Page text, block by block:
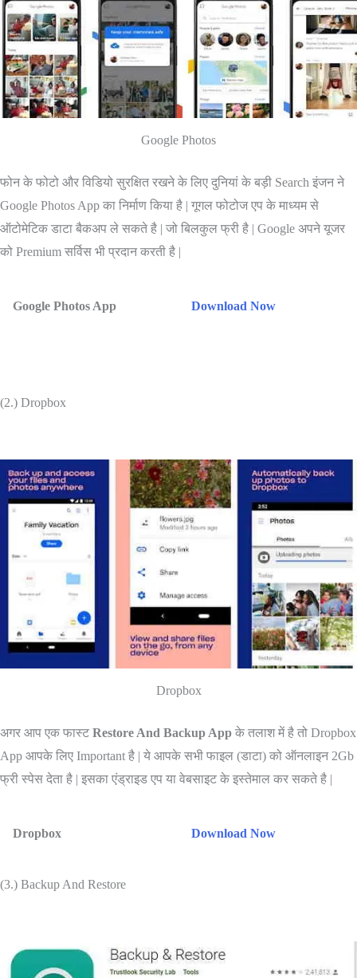
Google Photos
फोन के फोटो और विडियो सुरक्षित रखने के लिए दुनियां के बड़ी Search इंजन ने
Google Photos App का निर्माण किया है | गूगल फोटोज एप के माध्यम से
ऑटोमेटिक डाटा बैकअप ले सकते है | जो बिलकुल फ्री है | Google अपने यूजर
को Premium सर्विस भी प्रदान करती है |
Google Photos App Download Now
(2.) Dropbox
Dropbox
अगर आप एक फास्टRestore And Backup App के तलाश में है तो Dropbox
App आपके लिए Important है | ये आपके सभी फाइल (डाटा) को ऑनलाइन 2Gb
फ्री स्पेस देता है | इसका एंड्राइड एप या वेबसाइट के इस्तेमाल कर सकते है |
Dropbox Download Now
(3.) Backup And Restore